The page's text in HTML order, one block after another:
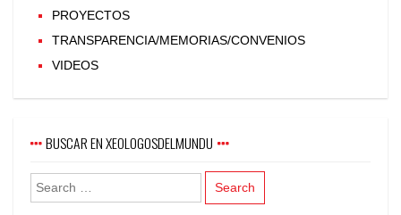
PROYECTOS
TRANSPARENCIA/MEMORIAS/CONVENIOS
VIDEOS
BUSCAR EN XEOLOGOSDELMUNDU